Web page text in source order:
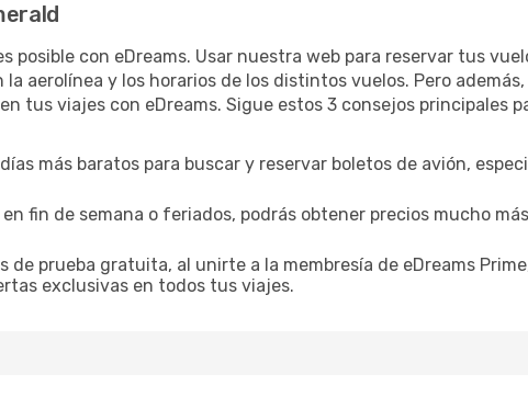
con eDreams. Usar nuestra web para reservar tus
aerolínea y los horarios de los distintos vuelos. Pero
tus viajes con eDreams. Sigue estos 3 consejos principales
más baratos para buscar y reservar boletos de avión,
fin de semana o feriados, podrás obtener precios mucho
de prueba gratuita, al unirte a la membresía de eDreams
exclusivas en todos tus viajes.